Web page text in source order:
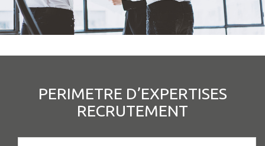
PERIMETRE D’EXPERTISES
RECRUTEMENT